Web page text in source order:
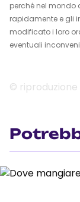
perché nel mondo
rapidamente e gli
modificato i loro
eventuali
©